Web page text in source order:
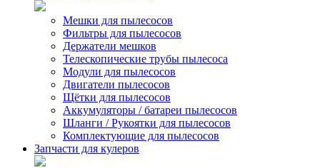
Мешки для пылесосов
Фильтры для пылесосов
Держатели мешков
Телескопические трубы пылесоса
Модули для пылесосов
Двигатели пылесосов
Щётки для пылесосов
Аккумуляторы / батареи пылесосов
Шланги / Рукоятки для пылесосов
Комплектующие для пылесосов
Запчасти для кулеров